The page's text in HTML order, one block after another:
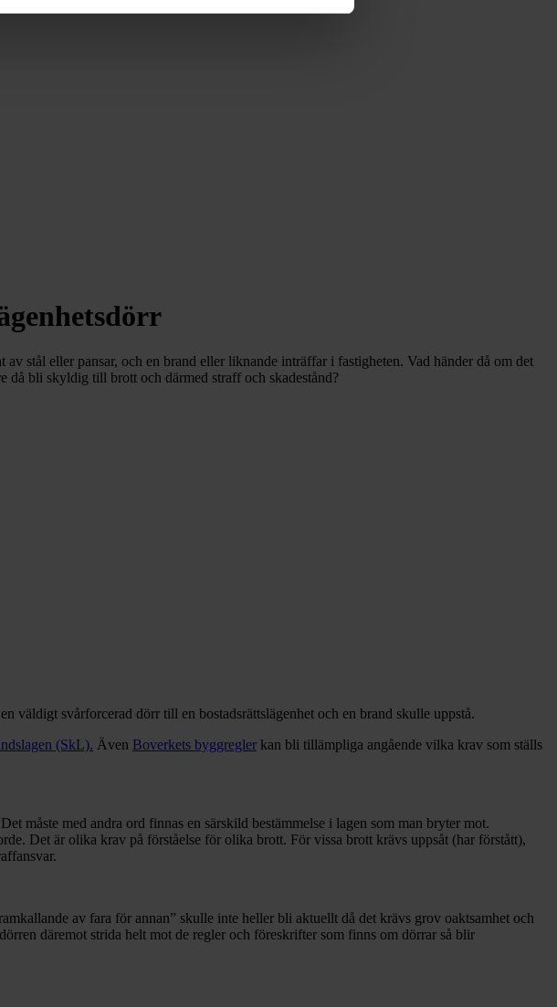
stål eller pansar, och en brand eller liknande inträffar i fastigheten. Vad händer då om det
då bli skyldig till brott och därmed straff och skadestånd?
väldigt svårforcerad dörr till en bostadsrättslägenhet och en brand skulle uppstå.
(SkL). Även Boverkets byggregler kan bli tillämpliga angående vilka krav som ställs
måste med andra ord finnas en särskild bestämmelse i lagen som man bryter mot.
Det är olika krav på förståelse för olika brott. För vissa brott krävs uppsåt (har förstått),
av fara för annan” skulle inte heller bli aktuellt då det krävs grov oaktsamhet och
däremot strida helt mot de regler och föreskrifter som finns om dörrar så blir